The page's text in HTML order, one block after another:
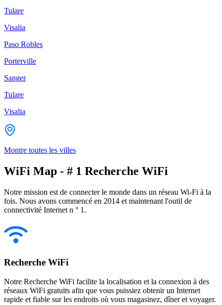
Tulare
Visalia
Paso Robles
Porterville
Sanger
Tulare
Visalia
Montre toutes les villes
WiFi Map - # 1 Recherche WiFi
Notre mission est de connecter le monde dans un réseau Wi-Fi à la
fois. Nous avons commencé en 2014 et maintenant l'outil de
connectivité Internet n ° 1.
Recherche WiFi
Notre Recherche WiFi facilite la localisation et la connexion à des
réseaux WiFi gratuits afin que vous puissiez obtenir un Internet
rapide et fiable sur les endroits où vous magasinez, dîner et voyager.